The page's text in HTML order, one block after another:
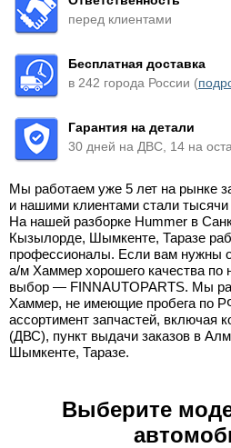
перед клиентами
Бесплатная доставка
в 242 города России (
Гарантия на детали
30 дней на ДВС, 14 на
Мы работаем уже 5 лет на рынке
и нашими клиентами стали
На нашей разборке Hummer в
Кызылорде, Шымкенте, Таразе
профессионалы. Если вам нужны
а/м Хаммер хорошего качества по
выбор — FINNAUTOPARTS. Мы
Хаммер, не имеющие пробега по
ассортимент запчастей, включая
(ДВС), пункт выдачи заказов в
Шымкенте, Таразе.
Выберите